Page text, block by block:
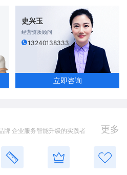
史兴玉
经营资质顾问
13240138333
立即咨询
牌 企业服务智能升级的实践者 更多